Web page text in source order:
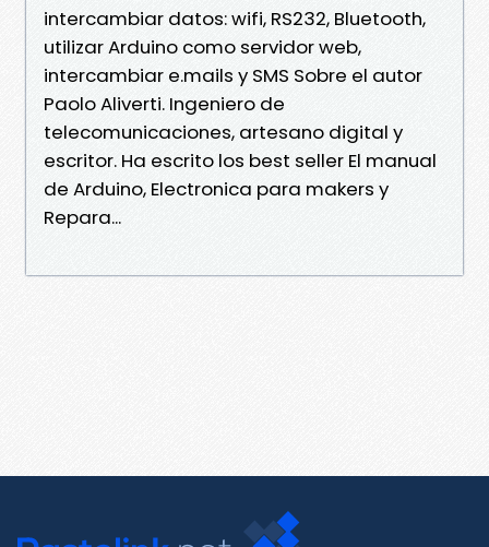
intercambiar datos: wifi, RS232, Bluetooth,
utilizar Arduino como servidor web,
intercambiar e.mails y SMS Sobre el autor
Paolo Aliverti. Ingeniero de
telecomunicaciones, artesano digital y
escritor. Ha escrito los best seller El manual
de Arduino, Electronica para makers y
Repara...